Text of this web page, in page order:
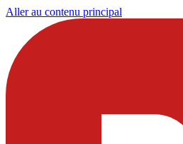
Aller au contenu principal